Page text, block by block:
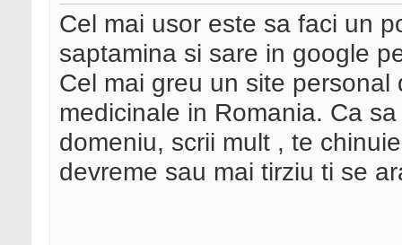
Cel mai usor este sa faci un
saptamina si sare in google
Cel mai greu un site
medicinale in Romania. Ca
domeniu, scrii mult , te
devreme sau mai tirziu ti se